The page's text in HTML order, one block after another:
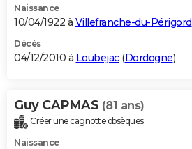
Naissance
10/04/1922 à Villefranche-du-Périgord
Décès
04/12/2010 à Loubejac(Dordogne)
Guy CAPMAS (81 ans)
Créer une cagnotte obsèques
Naissance